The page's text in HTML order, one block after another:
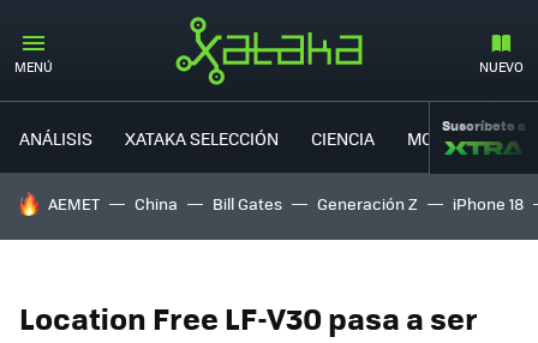
MENÚ NUEVO
ANÁLISIS XATAKA SELECCIÓN CIENCIA MOVILIDAD
Suscríbete a
HOY SE HABLA DE
AEMET China Bill Gates Generación Z iPhone 18
Location Free LF-V30 pasa a ser